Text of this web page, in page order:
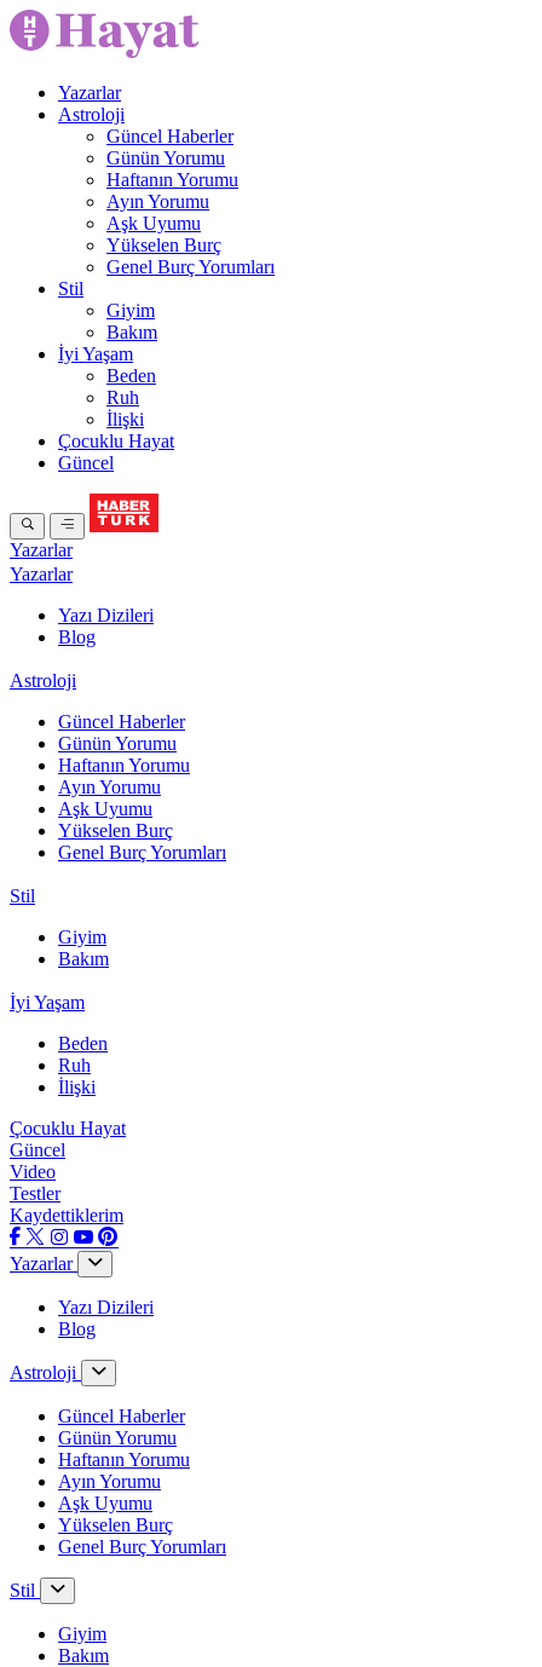
Yazarlar
Astroloji
Güncel Haberler
Günün Yorumu
Haftanın Yorumu
Ayın Yorumu
Aşk Uyumu
Yükselen Burç
Genel Burç Yorumları
Stil
Giyim
Bakım
İyi Yaşam
Beden
Ruh
İlişki
Çocuklu Hayat
Güncel
Yazarlar
Yazarlar
Yazı Dizileri
Blog
Astroloji
Güncel Haberler
Günün Yorumu
Haftanın Yorumu
Ayın Yorumu
Aşk Uyumu
Yükselen Burç
Genel Burç Yorumları
Stil
Giyim
Bakım
İyi Yaşam
Beden
Ruh
İlişki
Çocuklu Hayat
Güncel
Video
Testler
Kaydettiklerim
Yazarlar
Yazı Dizileri
Blog
Astroloji
Güncel Haberler
Günün Yorumu
Haftanın Yorumu
Ayın Yorumu
Aşk Uyumu
Yükselen Burç
Genel Burç Yorumları
Stil
Giyim
Bakım